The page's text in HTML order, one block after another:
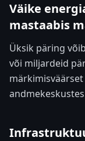
Väike
mastaabis
Üksik päring
või miljardeid